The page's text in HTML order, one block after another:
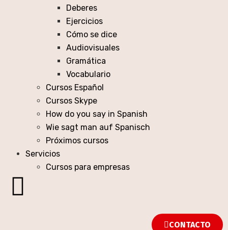
Deberes
Ejercicios
Cómo se dice
Audiovisuales
Gramática
Vocabulario
Cursos Español
Cursos Skype
How do you say in Spanish
Wie sagt man auf Spanisch
Próximos cursos
Servicios
Cursos para empresas
CONTACTO